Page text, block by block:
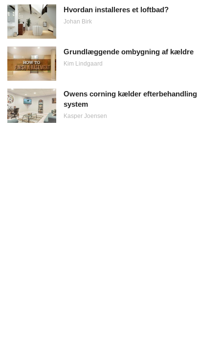
Hvordan installeres et loftbad?
Johan Birk
Grundlæggende ombygning af kældre
Kim Lindgaard
Owens corning kælder efterbehandling
system
Kasper Joensen